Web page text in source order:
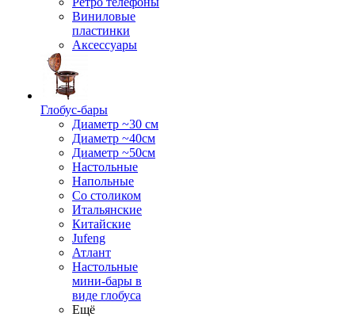
Виниловые
пластинки
Аксессуары
Глобус-бары
Диаметр ~30 см
Диаметр ~40см
Диаметр ~50см
Настольные
Напольные
Со столиком
Итальянские
Китайские
Jufeng
Атлант
Настольные
мини-бары в
виде глобуса
Ещё